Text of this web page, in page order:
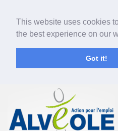
This website uses cookies
the best experience on our
Got it!